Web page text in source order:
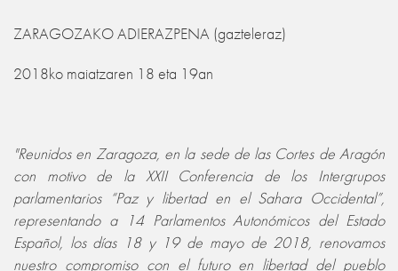
ZARAGOZAKO ADIERAZPENA (gazteleraz)
2018ko maiatzaren 18 eta 19an
"Reunidos en Zaragoza, en la sede de las Cortes de Aragón
con motivo de la XXII Conferencia de los Intergrupos
parlamentarios “Paz y libertad en el Sahara Occidental”,
representando a 14 Parlamentos Autonómicos del Estado
Español, los días 18 y 19 de mayo de 2018, renovamos
nuestro compromiso con el futuro en libertad del pueblo